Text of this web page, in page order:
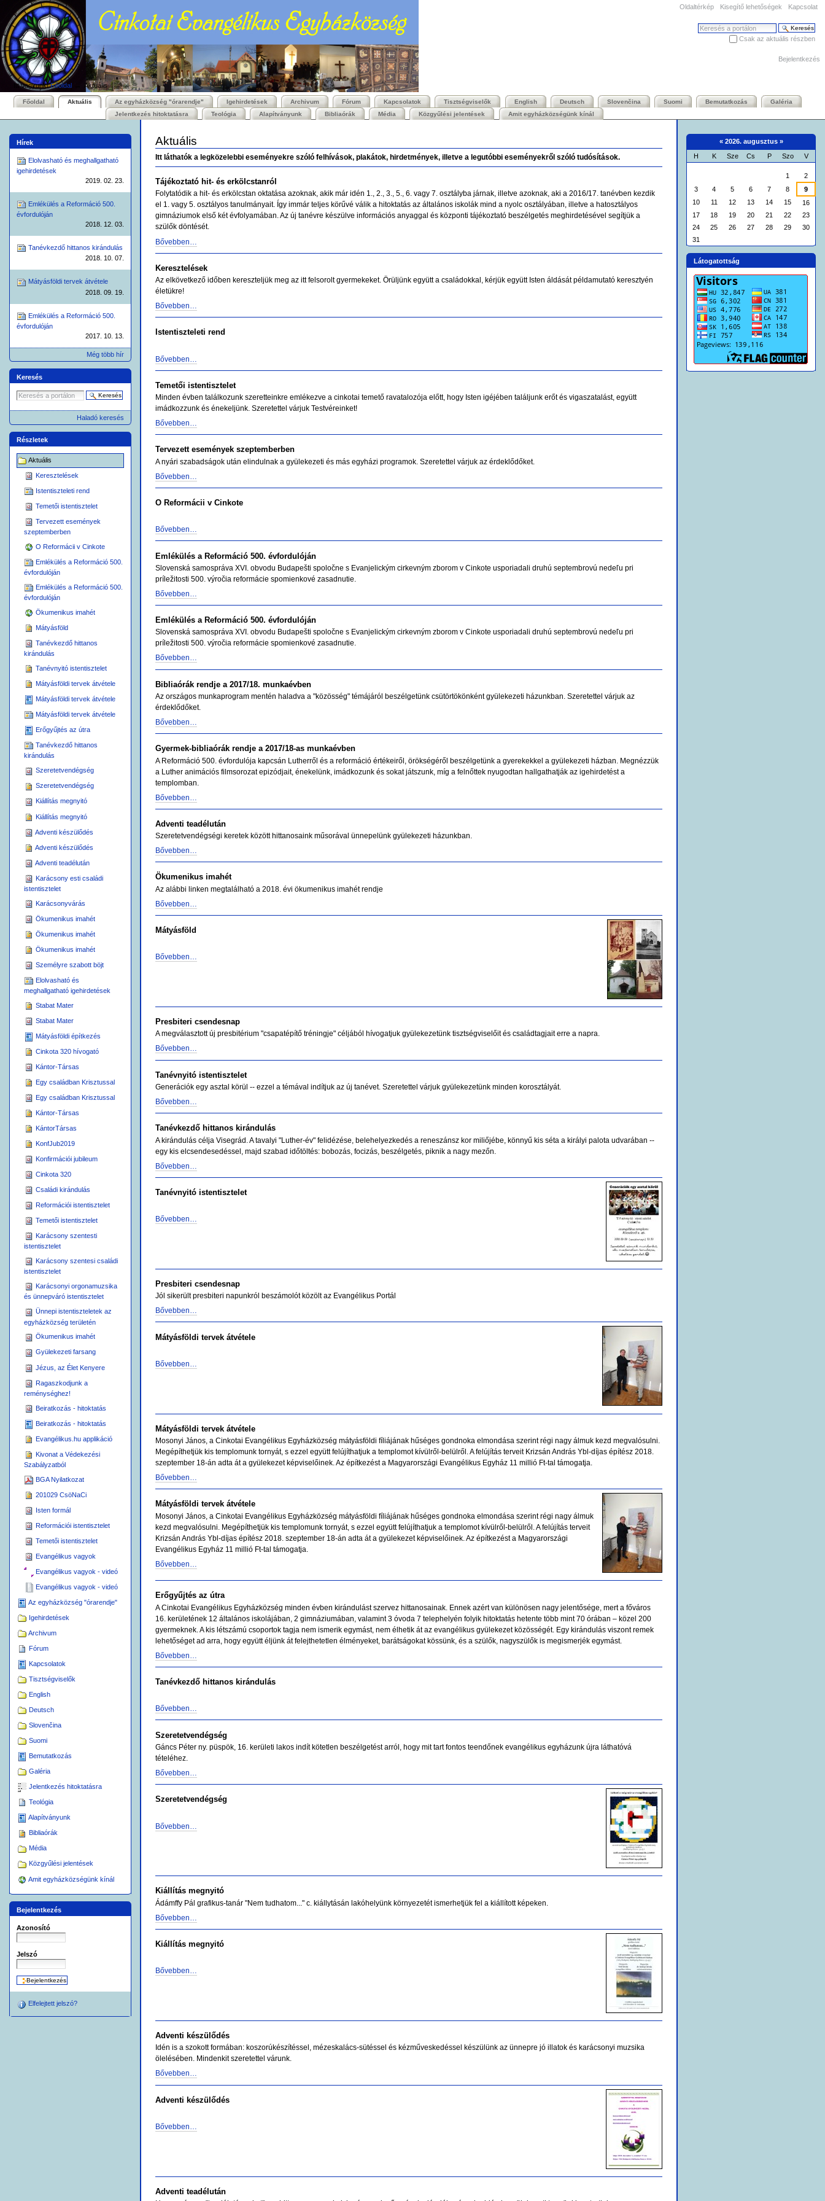
tartalomhoz
Ugrás
a
navigációhoz
Oldaltérkép Kisegítő lehetőségek Kapcsolat
Keresés
Csak az aktuális részben
Személyes
eszközök
Bejelentkezés
Itt vagyunk: Főoldal Aktuális
Bekezdések
Főoldal Aktuális Az egyházközség "órarendje" Igehirdetések Archivum Fórum Kapcsolatok Tisztségviselők English Deutsch Slovenčina Suomi Bemutatkozás
Galéria
Jelentkezés hitoktatásra
Teológia Alapítványunk Bibliaórák Média Közgyűlési jelentések Amit egyházközségünk kínál
Hírek
Elolvasható és meghallgatható
igehirdetések
2019. 02. 23.
Emlékülés a Reformáció 500.
évfordulóján
2018. 12. 03.
Tanévkezdő hittanos kirándulás
2018. 10. 07.
Mátyásföldi tervek átvétele
2018. 09. 19.
Emlékülés a Reformáció 500.
évfordulóján
2017. 10. 13.
Még több hír
Keresés
Haladó keresés
Részletek
Aktuális
Keresztelések
Istentiszteleti rend
Temetői istentisztelet
Tervezett események
szeptemberben
O Reformácii v Cinkote
Emlékülés a Reformáció 500.
évfordulóján
Emlékülés a Reformáció 500.
évfordulóján
Ökumenikus imahét
Mátyásföld
Tanévkezdő hittanos
kirándulás
Tanévnyitó istentisztelet
Mátyásföldi tervek átvétele
Mátyásföldi tervek átvétele
Mátyásföldi tervek átvétele
Erőgyűjtés az útra
Tanévkezdő hittanos
kirándulás
Szeretetvendégség
Szeretetvendégség
Kiállítás megnyitó
Kiállítás megnyitó
Adventi készülődés
Adventi készülődés
Adventi teadélután
Karácsony esti családi
istentisztelet
Karácsonyvárás
Ökumenikus imahét
Ökumenikus imahét
Ökumenikus imahét
Személyre szabott böjt
Elolvasható és
meghallgatható igehirdetések
Stabat Mater
Stabat Mater
Mátyásföldi építkezés
Cinkota 320 hívogató
Kántor-Társas
Egy családban Krisztussal
Egy családban Krisztussal
Kántor-Társas
KántorTársas
KonfJub2019
Konfirmációi jubileum
Cinkota 320
Családi kirándulás
Reformációi istentisztelet
Temetői istentisztelet
Karácsony szentesti
istentisztelet
Karácsony szentesi családi
istentisztelet
Karácsonyi orgonamuzsika
és ünnepváró istentisztelet
Ünnepi istentiszteletek az
egyházközség területén
Ökumenikus imahét
Gyülekezeti farsang
Jézus, az Élet Kenyere
Ragaszkodjunk a
reménységhez!
Beiratkozás - hitoktatás
Beiratkozás - hitoktatás
Evangélikus.hu applikáció
Kivonat a Védekezési
Szabályzatból
BGA Nyilatkozat
201029 CsöNaCi
Isten formál
Reformációi istentisztelet
Temetői istentisztelet
Evangélikus vagyok
Evangélikus vagyok - videó
Evangélikus vagyok - videó
Az egyházközség "órarendje"
Igehirdetések
Archivum
Fórum
Kapcsolatok
Tisztségviselők
English
Deutsch
Slovenčina
Suomi
Bemutatkozás
Galéria
Jelentkezés hitoktatásra
Teológia
Alapítványunk
Bibliaórák
Média
Közgyűlési jelentések
Amit egyházközségünk kínál
Bejelentkezés
Azonosító
Jelszó
Elfelejtett jelszó?
Aktuális
Itt láthatók a legközelebbi eseményekre szóló felhívások, plakátok, hirdetmények, illetve a legutóbbi eseményekről szóló tudósítások.
Tájékoztató hit- és erkölcstanról
Folytatódik a hit- és erkölcstan oktatása azoknak, akik már idén 1., 2., 3., 5., 6. vagy 7. osztályba járnak, illetve azoknak, aki a 2016/17. tanévben kezdik
el 1. vagy 5. osztályos tanulmányait. Így immár teljes körűvé válik a hitoktatás az általános iskolák mind a nyolc osztályában, illetve a hatosztályos
gimnáziumok első két évfolyamában. Az új tanévre készülve információs anyaggal és központi tájékoztató beszélgetés meghirdetésével segítjük a
szülők döntését.
Bővebben…
Keresztelések
Az elkövetkező időben kereszteljük meg az itt felsorolt gyermekeket. Örüljünk együtt a családokkal, kérjük együtt Isten áldását példamutató keresztyén
életükre!
Bővebben…
Istentiszteleti rend
Bővebben…
Temetői istentisztelet
Minden évben találkozunk szeretteinkre emlékezve a cinkotai temető ravatalozója előtt, hogy Isten igéjében találjunk erőt és vigaszatalást, együtt
imádkozzunk és énekeljünk. Szeretettel várjuk Testvéreinket!
Bővebben…
Tervezett események szeptemberben
A nyári szabadságok után elindulnak a gyülekezeti és más egyházi programok. Szeretettel várjuk az érdeklődőket.
Bővebben…
O Reformácii v Cinkote
Bővebben…
Emlékülés a Reformáció 500. évfordulóján
Slovenská samospráva XVI. obvodu Budapešti spoločne s Evanjelickým cirkevným zborom v Cinkote usporiadali druhú septembrovú nedeľu pri
príležitosti 500. výročia reformácie spomienkové zasadnutie.
Bővebben…
Emlékülés a Reformáció 500. évfordulóján
Slovenská samospráva XVI. obvodu Budapešti spoločne s Evanjelickým cirkevným zborom v Cinkote usporiadali druhú septembrovú nedeľu pri
príležitosti 500. výročia reformácie spomienkové zasadnutie.
Bővebben…
Bibliaórák rendje a 2017/18. munkaévben
Az országos munkaprogram mentén haladva a "közösség" témájáról beszélgetünk csütörtökönként gyülekezeti házunkban. Szeretettel várjuk az
érdeklődőket.
Bővebben…
Gyermek-bibliaórák rendje a 2017/18-as munkaévben
A Reformáció 500. évfordulója kapcsán Lutherről és a reformáció értékeiről, örökségéről beszélgetünk a gyerekekkel a gyülekezeti házban. Megnézzük
a Luther animációs filmsorozat epizódjait, énekelünk, imádkozunk és sokat játszunk, míg a felnőttek nyugodtan hallgathatják az igehirdetést a
templomban.
Bővebben…
Adventi teadélután
Szeretetvendégségi keretek között hittanosaink műsorával ünnepelünk gyülekezeti házunkban.
Bővebben…
Ökumenikus imahét
Az alábbi linken megtalálható a 2018. évi ökumenikus imahét rendje
Bővebben…
Mátyásföld
Bővebben…
Presbiteri csendesnap
A megválasztott új presbitérium "csapatépítő tréningje" céljából hívogatjuk gyülekezetünk tisztségviselőit és családtagjait erre a napra.
Bővebben…
Tanévnyitó istentisztelet
Generációk egy asztal körül -- ezzel a témával indítjuk az új tanévet. Szeretettel várjuk gyülekezetünk minden korosztályát.
Bővebben…
Tanévkezdő hittanos kirándulás
A kirándulás célja Visegrád. A tavalyi "Luther-év" felidézése, belehelyezkedés a reneszánsz kor miliőjébe, könnyű kis séta a királyi palota udvarában --
egy kis elcsendesedéssel, majd szabad időtöltés: bobozás, focizás, beszélgetés, piknik a nagy mezőn.
Bővebben…
Tanévnyitó istentisztelet
Bővebben…
Presbiteri csendesnap
Jól sikerült presbiteri napunkról beszámolót közölt az Evangélikus Portál
Bővebben…
Mátyásföldi tervek átvétele
Bővebben…
Mátyásföldi tervek átvétele
Mosonyi János, a Cinkotai Evangélikus Egyházközség mátyásföldi fíliájának hűséges gondnoka elmondása szerint régi nagy álmuk kezd megvalósulni.
Megépíthetjük kis templomunk tornyát, s ezzel együtt felújíthatjuk a templomot kívülről-belülről. A felújítás terveit Krizsán András Ybl-díjas építész 2018.
szeptember 18-án adta át a gyülekezet képviselőinek. Az építkezést a Magyarországi Evangélikus Egyház 11 millió Ft-tal támogatja.
Bővebben…
Mátyásföldi tervek átvétele
Mosonyi János, a Cinkotai Evangélikus Egyházközség mátyásföldi fíliájának hűséges gondnoka elmondása szerint régi nagy álmuk
kezd megvalósulni. Megépíthetjük kis templomunk tornyát, s ezzel együtt felújíthatjuk a templomot kívülről-belülről. A felújítás terveit
Krizsán András Ybl-díjas építész 2018. szeptember 18-án adta át a gyülekezet képviselőinek. Az építkezést a Magyarországi
Evangélikus Egyház 11 millió Ft-tal támogatja.
Bővebben…
Erőgyűjtés az útra
A Cinkotai Evangélikus Egyházközség minden évben kirándulást szervez hittanosainak. Ennek azért van különösen nagy jelentősége, mert a főváros
16. kerületének 12 általános iskolájában, 2 gimnáziumában, valamint 3 óvoda 7 telephelyén folyik hitoktatás hetente több mint 70 órában – közel 200
gyermeknek. A kis létszámú csoportok tagja nem ismerik egymást, nem élhetik át az evangélikus gyülekezet közösségét. Egy kirándulás viszont remek
lehetőséget ad arra, hogy együtt éljünk át felejthetetlen élményeket, barátságokat kössünk, és a szülők, nagyszülők is megismerjék egymást.
Bővebben…
Tanévkezdő hittanos kirándulás
Bővebben…
Szeretetvendégség
Gáncs Péter ny. püspök, 16. kerületi lakos indít kötetlen beszélgetést arról, hogy mit tart fontos teendőnek evangélikus egyházunk újra láthatóvá
tételéhez.
Bővebben…
Szeretetvendégség
Bővebben…
Kiállítás megnyitó
Ádámffy Pál grafikus-tanár "Nem tudhatom..." c. kiállytásán lakóhelyünk környezetét ismerhetjük fel a kiállított képeken.
Bővebben…
Kiállítás megnyitó
Bővebben…
Adventi készülődés
Idén is a szokott formában: koszorúkészítéssel, mézeskalács-sütéssel és kézműveskedéssel készülünk az ünnepre jó illatok és karácsonyi muzsika
ölelésében. Mindenkit szeretettel várunk.
Bővebben…
Adventi készülődés
Bővebben…
Adventi teadélután
«2026. augusztus »
H K Sze Cs P Szo V
1
2
3
4 5 6 7 8
9
10
11 12 13 14 15
16
17
18 19 20 21 22
23
24
25 26 27 28 29
30
31
Látogatottság